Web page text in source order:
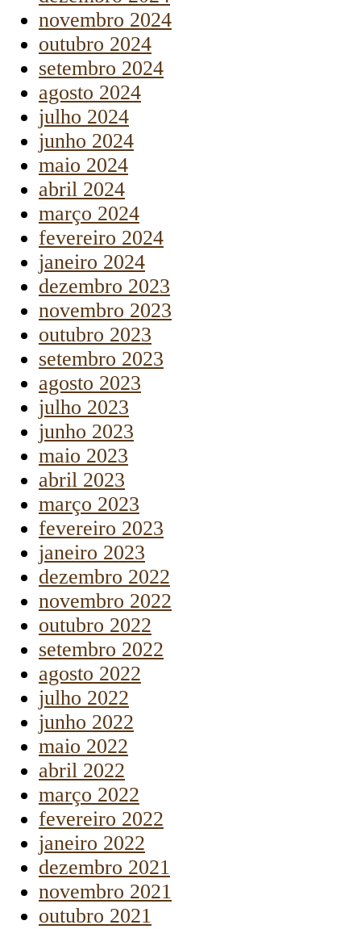
novembro 2024
outubro 2024
setembro 2024
agosto 2024
julho 2024
junho 2024
maio 2024
abril 2024
março 2024
fevereiro 2024
janeiro 2024
dezembro 2023
novembro 2023
outubro 2023
setembro 2023
agosto 2023
julho 2023
junho 2023
maio 2023
abril 2023
março 2023
fevereiro 2023
janeiro 2023
dezembro 2022
novembro 2022
outubro 2022
setembro 2022
agosto 2022
julho 2022
junho 2022
maio 2022
abril 2022
março 2022
fevereiro 2022
janeiro 2022
dezembro 2021
novembro 2021
outubro 2021